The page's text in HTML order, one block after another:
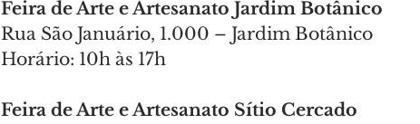
Feira de Arte e Artesanato Jardim Botânico
Rua São Januário, 1.000 – Jardim Botânico
Horário: 10h às 17h
Feira de Arte e Artesanato Sítio Cercado